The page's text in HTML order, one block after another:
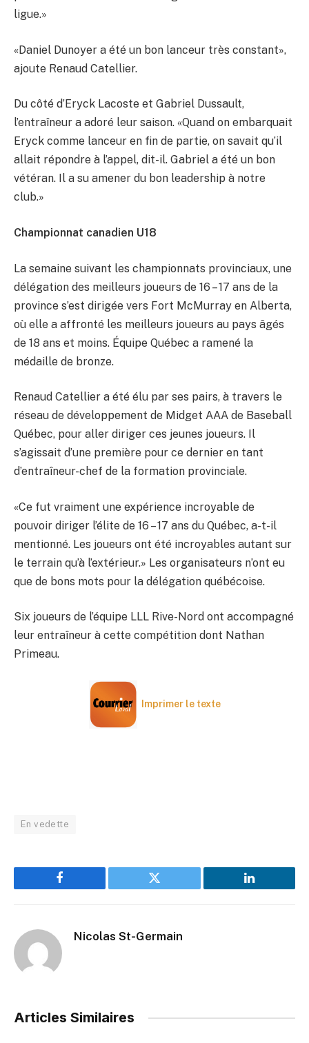
ligue.»
«Daniel Dunoyer a été un bon lanceur très constant»,
ajoute Renaud Catellier.
Du côté d’Eryck Lacoste et Gabriel Dussault,
l’entraîneur a adoré leur saison. «Quand on embarquait
Eryck comme lanceur en fin de partie, on savait qu’il
allait répondre à l’appel, dit-il. Gabriel a été un bon
vétéran. Il a su amener du bon leadership à notre
club.»
Championnat canadien U18
La semaine suivant les championnats provinciaux, une
délégation des meilleurs joueurs de 16 – 17 ans de la
province s’est dirigée vers Fort McMurray en Alberta,
où elle a affronté les meilleurs joueurs au pays âgés
de 18 ans et moins. Équipe Québec a ramené la
médaille de bronze.
Renaud Catellier a été élu par ses pairs, à travers le
réseau de développement de Midget AAA de Baseball
Québec, pour aller diriger ces jeunes joueurs. Il
s’agissait d’une première pour ce dernier en tant
d’entraîneur-chef de la formation provinciale.
«Ce fut vraiment une expérience incroyable de
pouvoir diriger l’élite de 16 – 17 ans du Québec, a-t-il
mentionné. Les joueurs ont été incroyables autant sur
le terrain qu’à l’extérieur.» Les organisateurs n’ont eu
que de bons mots pour la délégation québécoise.
Six joueurs de l’équipe LLL Rive-Nord ont accompagné
leur entraîneur à cette compétition dont Nathan
Primeau.
Imprimer le texte
En vedette
Facebook Twitter LinkedIn
Nicolas St-Germain
Articles Similaires